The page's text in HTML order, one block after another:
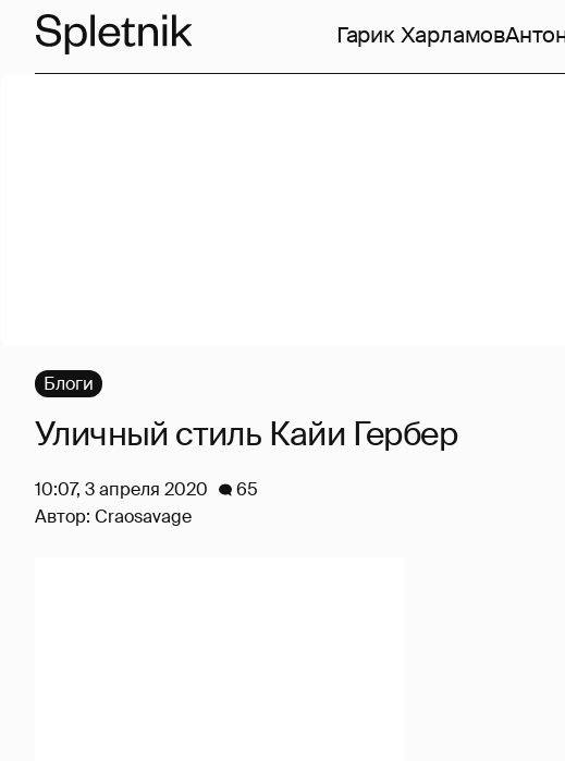
Гарик Харламов
Блоги
Уличный стиль Кайи Гербер
10:07, 3 апреля 2020
65
Автор: Craosavage